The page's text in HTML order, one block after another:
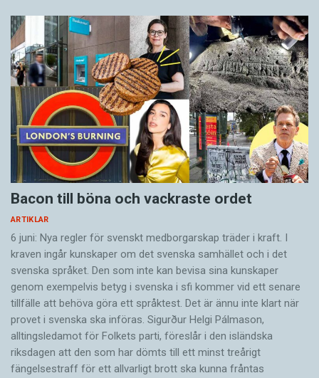
Bacon till böna och vackraste ordet
ARTIKLAR
6 juni: Nya regler för svenskt medborgarskap träder i kraft. I
kraven ingår kunskaper om det svenska samhället och i det
svenska språket. Den som inte kan bevisa sina kunskaper
genom exempelvis betyg i svenska i sfi kommer vid ett senare
tillfälle att behöva göra ett språktest. Det är ännu inte klart när
provet i svenska ska införas. Sigurður Helgi Pálmason,
alltingsledamot för Folkets parti, föreslår i den isländska
riksdagen att den som har dömts till ett minst treårigt
fängelsestraff för ett allvarligt brott ska kunna fråntas